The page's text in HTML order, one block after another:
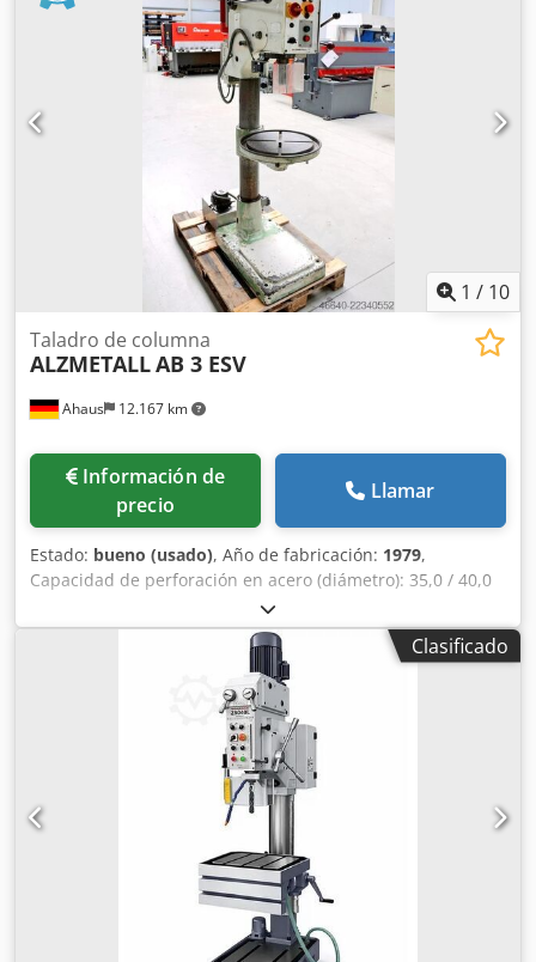
ancho x alto): 500 x 800 x 1920 mm Equipamiento: -
Taladradora de columna robusta - Ajuste de velocidad
continuo (correa trapezoidal) - Motor conmutable de polos
- Tope de profundidad de perforación - Mesa de la
máquina con 2 ranuras en T Crjdpezl E T Rsfx Amysf *
Ajuste de altura mediante manivela - Pulsador de parada
de emergencia (con bloqueo) - Interruptor conmutador
para giro a la derecha y a la izquierda - Manual de
instrucciones (PDF)
1 / 10
Ahaus 12.167 km
Taladro de columna
ALZMETALLAB 3 ESV
Información de
precio
Llamar
Estado: bueno (usado), Año de fabricación: 1979,
Capacidad de perforación en acero (diámetro): 35,0 / 40,0
mm Brazo: 300 mm Carrera de perforación: 180 mm
Velocidad de giro: 110 - 1450 rpm Tamaño de la mesa: Ø
455 mm Diámetro de la columna: 155 mm Avance: 0,1 / 0,2
/ 0,3 m/min Cono del husillo: MK 4 Potencia del motor: 1,5
kW Peso: 450 kg Dimensiones (largo x ancho x alto): 800 x
650 x 1850 mm Equipamiento: - Taladradora de columna
robusta (correa trapezoidal) Cedpfx Ajzl E Tkjmyorf -
Avance automático del husillo - Ajuste de velocidad
continuo - Tope de profundidad - Mesa de máquina
redonda con ranuras en T * Ajuste de altura mediante
manivela * Giratoria - Botón de parada de emergencia en
la parte frontal - Sistema de refrigeración con depósito
independiente - Manual de instrucciones
Clasificado